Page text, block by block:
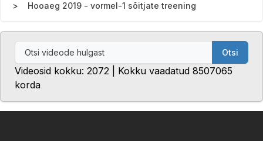
Hooaeg 2019 - vormel-1 sõitjate treening
Otsi
Videosid kokku: 2072 | Kokku vaadatud 8507065
korda